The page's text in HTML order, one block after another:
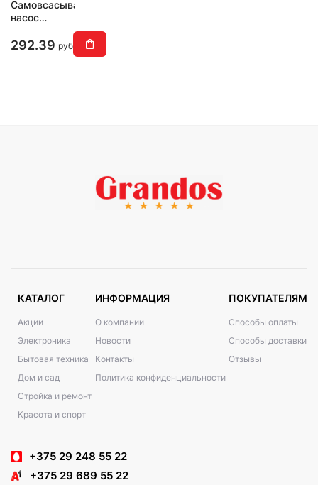
Самовсасывающий
насос
AS600
292.39 руб
КАТАЛОГ
Акции
Электроника
Бытовая техника
Дом и сад
Стройка и ремонт
Красота и спорт
ИНФОРМАЦИЯ
О компании
Новости
Контакты
Политика конфиденциальности
ПОКУПАТЕЛЯМ
Способы оплаты
Способы доставки
Отзывы
+375 29 248 55 22
+375 29 689 55 22